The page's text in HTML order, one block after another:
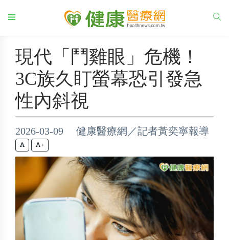
現代「鬥雞眼」危機！
3C族久盯螢幕恐引發急
性內斜視
2026-03-09 健康醫療網／記者黃奕寧報導
+